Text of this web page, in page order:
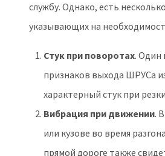
службу. Однако, есть
указывающих на
Стук при поворотах. Один
признаков выхода ШРУСа
характерный стук при
Вибрация при движении.
или кузове во время
прямой дороге также